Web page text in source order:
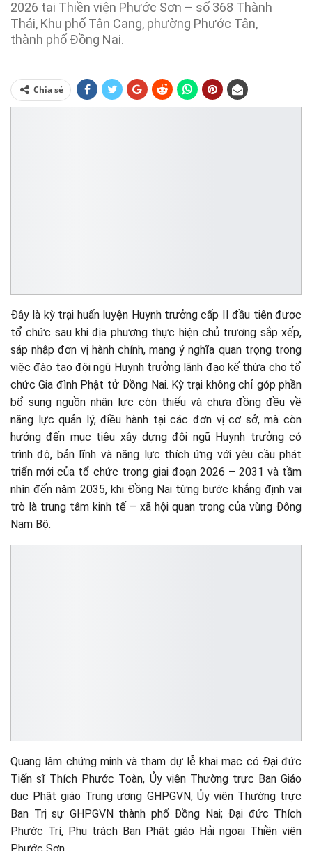
2026 tại Thiền viện Phước Sơn – số 368 Thành
Thái, Khu phố Tân Cang, phường Phước Tân,
thành phố Đồng Nai.
Chia sẻ
Đây là kỳ trại huấn luyện Huynh trưởng cấp II đầu tiên được
tổ chức sau khi địa phương thực hiện chủ trương sắp xếp,
sáp nhập đơn vị hành chính, mang ý nghĩa quan trọng trong
việc đào tạo đội ngũ Huynh trưởng lãnh đạo kế thừa cho tổ
chức Gia đình Phật tử Đồng Nai. Kỳ trại không chỉ góp phần
bổ sung nguồn nhân lực còn thiếu và chưa đồng đều về
năng lực quản lý, điều hành tại các đơn vị cơ sở, mà còn
hướng đến mục tiêu xây dựng đội ngũ Huynh trưởng có
trình độ, bản lĩnh và năng lực thích ứng với yêu cầu phát
triển mới của tổ chức trong giai đoạn 2026 – 2031 và tầm
nhìn đến năm 2035, khi Đồng Nai từng bước khẳng định vai
trò là trung tâm kinh tế – xã hội quan trọng của vùng Đông
Nam Bộ.
Quang lâm chứng minh và tham dự lễ khai mạc có Đại đức
Tiến sĩ Thích Phước Toàn, Ủy viên Thường trực Ban Giáo
dục Phật giáo Trung ương GHPGVN, Ủy viên Thường trực
Ban Trị sự GHPGVN thành phố Đồng Nai; Đại đức Thích
Phước Trí, Phụ trách Ban Phật giáo Hải ngoại Thiền viện